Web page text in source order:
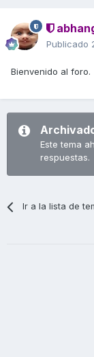
Publicado
Bienvenido al foro.
Este tema
respuestas.
Ir a la lista de